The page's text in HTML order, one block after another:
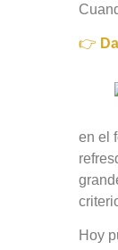
👉
en el
Hoy